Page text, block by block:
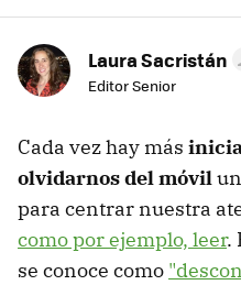
Laura Sacristán
Editor Senior
Cada vez hay más
olvidarnosdel móvil
para centrar nuestra
como por ejemplo, leer.
se conoce como